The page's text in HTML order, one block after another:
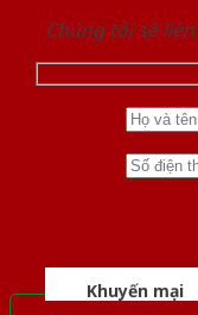
Chúng tôi sẽ
Khuyến mại